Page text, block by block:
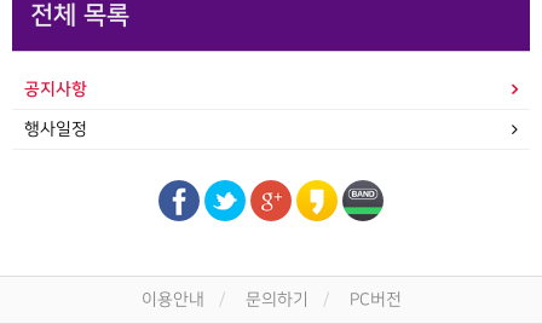
전체 목록
공지사항
행사일정
이용안내 문의하기 PC버전